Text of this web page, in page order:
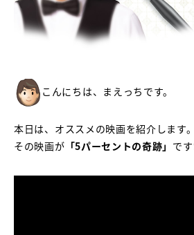
こんにちは、まえっちです。
本日は、オススメの映画を紹介します。
その映画が 「5パーセントの奇跡」 です